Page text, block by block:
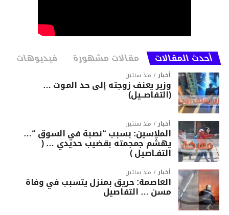
أحدث المقالات مقالات مشهورة فيديوهات
أخبار منذ سنتين
وزير يعنف زوجته إلى حد الموت …
(التفاصــيل)
أخبار منذ سنتين
الملاسين: بسبب “نصبة في السوق “…
يهشّم جمجمته بقضيب حديدي … (
التفـاصيل )
أخبار منذ سنتين
العاصمة: حريق بمنزل يتسبب في وفاة
مسن … التفاصيل